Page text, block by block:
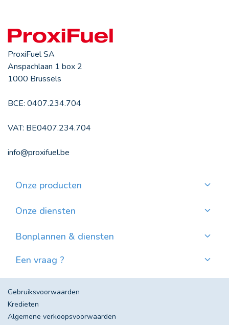
ProxiFuel SA
Anspachlaan 1 box 2
1000 Brussels
BCE: 0407.234.704
VAT: BE0407.234.704
info@proxifuel.be
Onze producten
Kwalitatievepellets bestellen
Onze diensten
Waar pellets vinden?
Bonplannen & diensten
Evolutie van de Mazoutprijs in België
Een vraag ?
Gebruiksvoorwaarden
Kredieten
Algemene verkoopsvoorwaarden